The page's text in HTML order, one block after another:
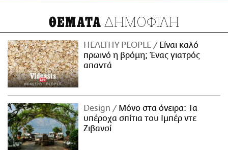
ΘΕΜΑΤΑ ΔΗΜΟΦΙΛΗ
HEALTHY PEOPLE
Είναι καλό
πρωινό η βρόμη; Ένας γιατρός
απαντά
Design
Μόνο στα όνειρα: Τα
υπέροχα σπίτια του Ιμπέρ ντε
Ζιβανσί